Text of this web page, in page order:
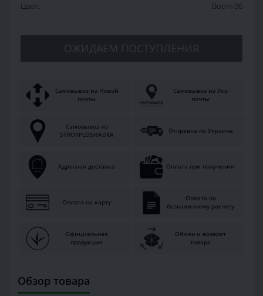
Цвет:
Boom 06
ОЖИДАЕМ ПОСТУПЛЕНИЯ
Самовывоз из Новой
почты
Самовывоз из Укр
почты
Самовывоз из
STROYPLOSHADKA
Отправка по Украине
Адресная доставка Оплата при получении
Оплата на карту
Оплата по
безналичному расчету
Официальная
продукция
Обмен и возврат
товара
Обзор товара